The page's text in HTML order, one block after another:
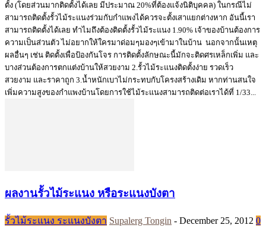
ตั้ง (โดยส่วนมากติดตั้งได้เลย มีประมาณ 20%ที่ต้องแจ้งนิติบุคคล) ในกรณีไม่
สามารถติดตั้งรั้วไม้ระแนงร่วมกับกำแพงได้ควรจะตั้งเสาแยกต่างหาก อันนี้เรา
สามารถติดตั้งได้เลย ทำไมถึงต้องติดตั้งรั้วไม้ระแนง 1.90% เจ้าของบ้านต้องการ
ความเป็นส่วนตัว ไม่อยากให้ใครมาด่อมๆมองๆเข้ามาในบ้าน นอกจากนั้นเหตุ
ผลอื่นๆ เช่น ติดตั้งเพื่อป้องกันโจร การติดตั้งลักษณะนี้มักจะติดศรเหล็กเพิ่ม และ
บางส่วนต้องการตกแต่งบ้านให้สวยงาม 2.รั้วไม้ระแนงติดตั้งง่าย รวดเร็ว
สวยงาม และราคาถูก 3.น้ำหนักเบาไม่กระทบกับโครงสร้างเดิม หากท่านสนใจ
เพิ่มความสูงของกำแพงบ้านโดยการใช้ไม้ระแนงสามารถติดต่อเราได้ที่ 1/33...
ผลงานรั้วไม้ระแนง หรือระแนงบังตา
รั้วไม้ระแนง ระแนงบังตา Supalerg Tongin - December 25, 2012 0